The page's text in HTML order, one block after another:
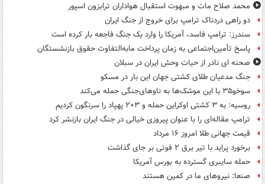
محمد صلاح مات و مبهوت استقبال هواداران ترابزون اسپور
دو راهی دردناک ترامپ برای خروج از جنگ ایران
سندرز: ترامپ فاسد، آمریکا را وارد یک جنگ فاجعه بار کرده است
پاسخ تأمین‌اجتماعی به زمان پرداخت مابه‌التفاوت حقوق بازنشستگان
صحنه ای نادر از حیات وحش ایران در سبلان
جنگ مدعیان طلای کشتی جهان این بار در مسکو
سوخو۳۵ با این موشک‌ها به ناوهای‌جنگی حمله می‌کند
روسیه: به ۳ کشتی اوکراین حمله و ۲۰۳ پهپاد را سرنگون کردیم
ترامپ مقاله‌ای را با عنوان پیروزی خیالی در جنگ ایران بازنشر کرد
قیمت جهانی طلا امروز ۱۶ مرداد
برخورد پراید با تیر برق ۲ فوتی بر جای گذاشت
حمله سایبری گسترده به بورس آمریکا
صنعا: نیروهای ما در کمین‌ هستند